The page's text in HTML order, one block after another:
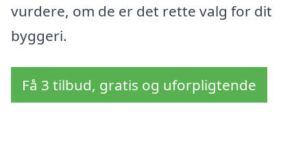
vurdere, om de er det rette valg for dit
byggeri.
Få 3 tilbud, gratis og uforpligtende